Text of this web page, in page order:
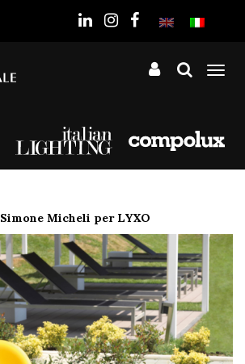
Simone Micheli per LYXO